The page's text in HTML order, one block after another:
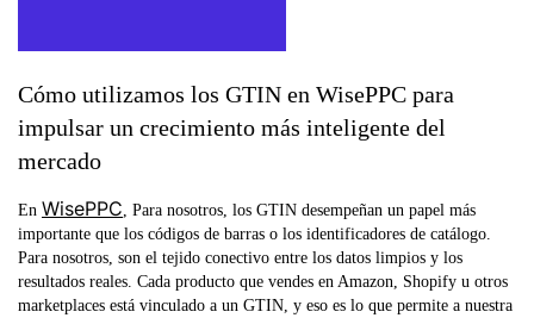
Cómo utilizamos los GTIN en WisePPC para
impulsar un crecimiento más inteligente del
mercado
En WisePPC , Para nosotros, los GTIN desempeñan un papel más
importante que los códigos de barras o los identificadores de catálogo.
Para nosotros, son el tejido conectivo entre los datos limpios y los
resultados reales. Cada producto que vendes en Amazon, Shopify u otros
marketplaces está vinculado a un GTIN, y eso es lo que permite a nuestra